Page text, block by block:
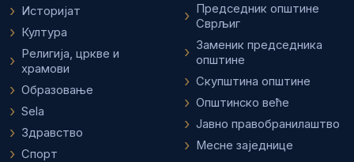
Историјат
Култура
Религија, цркве и
храмови
Образовање
Sela
Здравство
Спорт
Председник општине
Сврљиг
Заменик председника
општине
Скупштина општине
Општинско веће
Јавно правобранилаштво
Месне заједнице